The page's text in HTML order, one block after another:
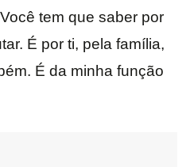
tem que saber por
É por ti, pela família,
É da minha função